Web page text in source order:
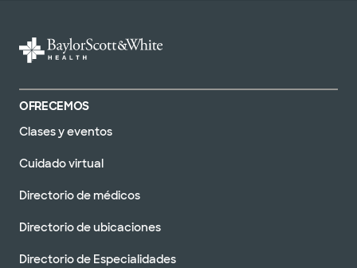
OFRECEMOS
Clases y eventos
Cuidado virtual
Directorio de médicos
Directorio de ubicaciones
Directorio de Especialidades